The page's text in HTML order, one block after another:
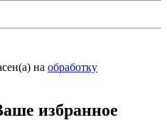
на обработку
избранное